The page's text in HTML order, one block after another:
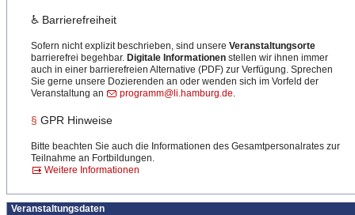
♿ Barrierefreiheit
Sofern nicht explizit beschrieben, sind unsere Veranstaltungsorte
barrierefrei begehbar. Digitale Informationen stellen wir ihnen immer
auch in einer barrierefreien Alternative (PDF) zur Verfügung. Sprechen
Sie gerne unsere Dozierenden an oder wenden sich im Vorfeld der
Veranstaltung an
programm@li.hamburg.de.
§ GPR Hinweise
Bitte beachten Sie auch die Informationen des Gesamtpersonalrates zur
Teilnahme an Fortbildungen.
Weitere Informationen
Veranstaltungsdaten